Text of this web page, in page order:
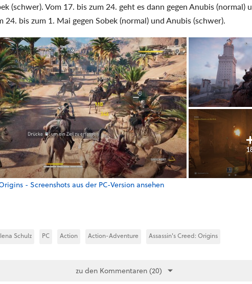
(schwer). Vom 17. bis zum 24. geht es dann gegen Anubis (normal)
24. bis zum 1. Mai gegen Sobek (normal) und Anubis (schwer).
- Screenshots aus der PC-Version ansehen
Schulz PC Action Action-Adventure Assassin's Creed: Origins
zu den Kommentaren (20)